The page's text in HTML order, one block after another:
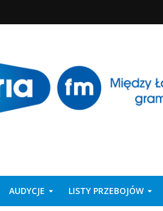
AUDYCJE LISTY PRZEBOJÓW